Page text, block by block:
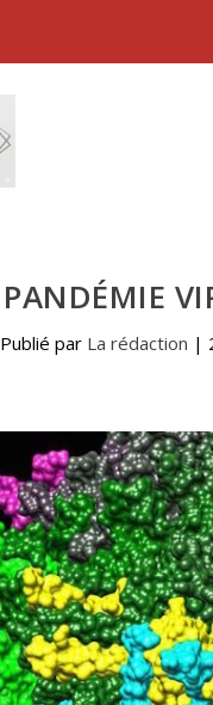
PANDÉMIE
Publié par La rédaction |